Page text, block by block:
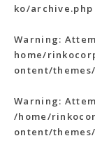
ko/archive.php
Warning:
home/
ontent/
Warning:
/home/
ontent/